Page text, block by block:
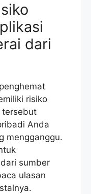
dari
risiko
tersebut
Anda
mengganggu.
sumber
ulasan